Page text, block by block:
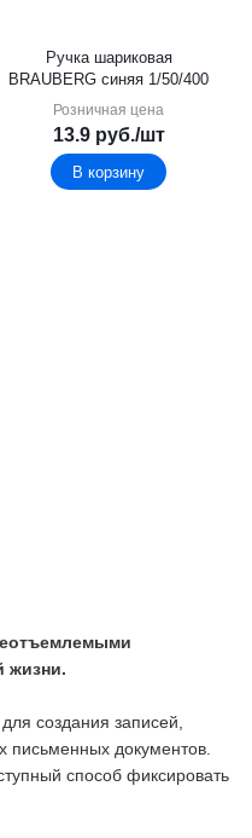
Ручка шариковая
BRAUBERG синяя 1/50/400
Розничная цена
13.9руб./шт
В корзину
жизни.
создания записей,
письменных документов.
способ фиксировать